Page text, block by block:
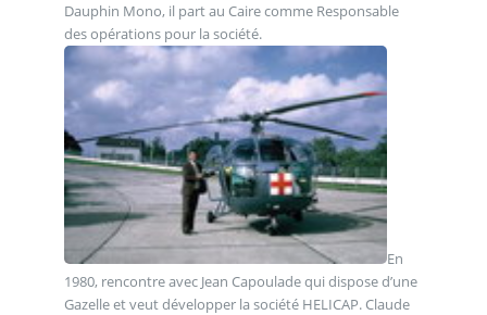
Dauphin Mono, il part au Caire comme Responsable
des opérations pour la société.
En
1980, rencontre avec Jean Capoulade qui dispose d’une
Gazelle et veut développer la société HELICAP. Claude